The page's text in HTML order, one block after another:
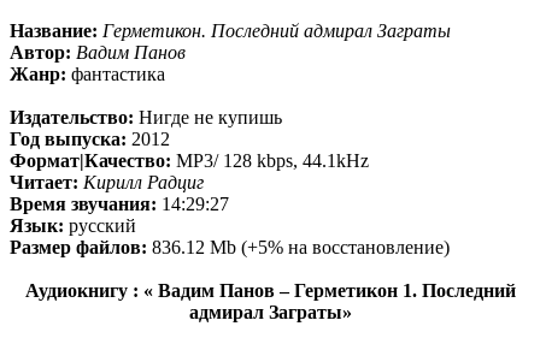
Название: Герметикон. Последний адмирал Заграты
Автор: Вадим Панов
Жанр: фантастика
Издательство: Нигде не купишь
Год выпуска: 2012
Формат|Качество: MP3/ 128 kbps, 44.1kHz
Читает: Кирилл Радциг
Время звучания: 14:29:27
Язык: русский
Размер файлов: 836.12 Mb (+5% на восстановление)
Аудиокнигу : « Вадим Панов – Герметикон 1. Последний
адмирал Заграты»